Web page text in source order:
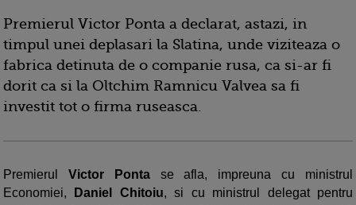
Premierul Victor Ponta a declarat, astazi, in
timpul unei deplasari la Slatina, unde viziteaza o
fabrica detinuta de o companie rusa, ca si-ar fi
dorit ca si la Oltchim Ramnicu Valvea sa fi
investit tot o firma ruseasca.
Premierul Victor Pontase afla, impreuna cu ministrul
Economiei,
Daniel Chitoiu, si cu ministrul delegat pentru